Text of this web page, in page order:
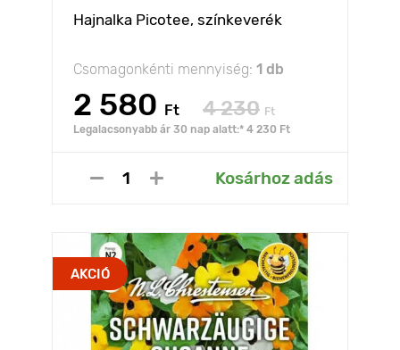
Hajnalka Picotee, színkeverék
Csomagonkénti mennyiség: 1 db
2 580 Ft 4 230 Ft
Legalacsonyabb ár 30 nap alatt:* 4 230 Ft
Kosárhoz adás
AKCIÓ